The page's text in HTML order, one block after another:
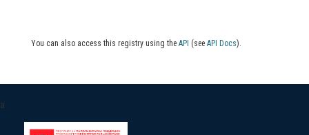
You can also access this registry using the API (see API Docs).
a